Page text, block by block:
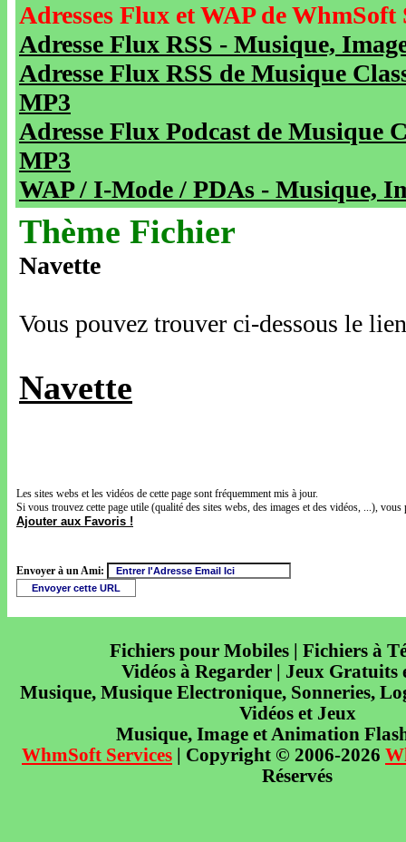
Adresses Flux et WAP de WhmSoft
Adresse Flux RSS - Musique,
Adresse Flux RSS de Musique
MP3
Adresse Flux Podcast de Musique
MP3
WAP / I-Mode / PDAs - Musique,
Thème Fichier
Navette
Vous pouvez trouver ci-dessous le
Navette
Les sites webs et les vidéos de cette page sont fréquemment mis à jour.
Si vous trouvez cette page utile (qualité des sites webs, des images et des vidéos, ...),
Ajouter aux Favoris !
Envoyer à un Ami:
Fichiers pour Mobiles | Fichiers à
Vidéos à Regarder | Jeux Gratuits
Musique, Musique Electronique, Sonneries,
Vidéos et Jeux
Musique, Image et Animation
WhmSoft Services | Copyright © 2006-2026
Réservés